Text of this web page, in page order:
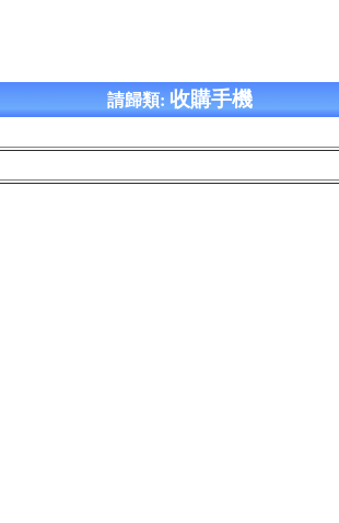
請歸類: 收購手機